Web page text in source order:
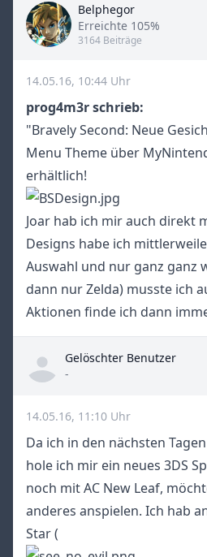
Belphegor
Title
Erreichte 105%
3164 Beiträge
14.05.16, 10:44 Uhr
prog4m3r schrieb:
"Bravely Second: Neue
Menu Theme über
erhältlich!
Joar hab ich mir auch direkt
Designs habe ich
Auswahl und nur ganz ganz
dann nur Zelda) musste ich
Aktionen finde ich dann
Gelöschter Benutzer
Title
-
14.05.16, 11:10 Uhr
Da ich in den nächsten
hole ich mir ein neues 3DS
noch mit AC New Leaf,
anderes anspielen. Ich hab
Star (